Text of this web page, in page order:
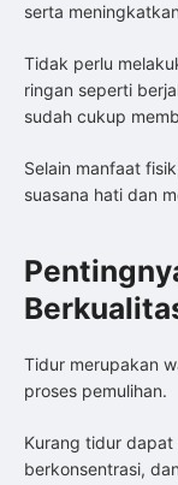
serta
Tidak perlu
ringan seperti
sudah cukup
Selain manfaat
suasana hati dan
Tidur merupakan
proses pemulihan.
Kurang tidur
berkonsentrasi,